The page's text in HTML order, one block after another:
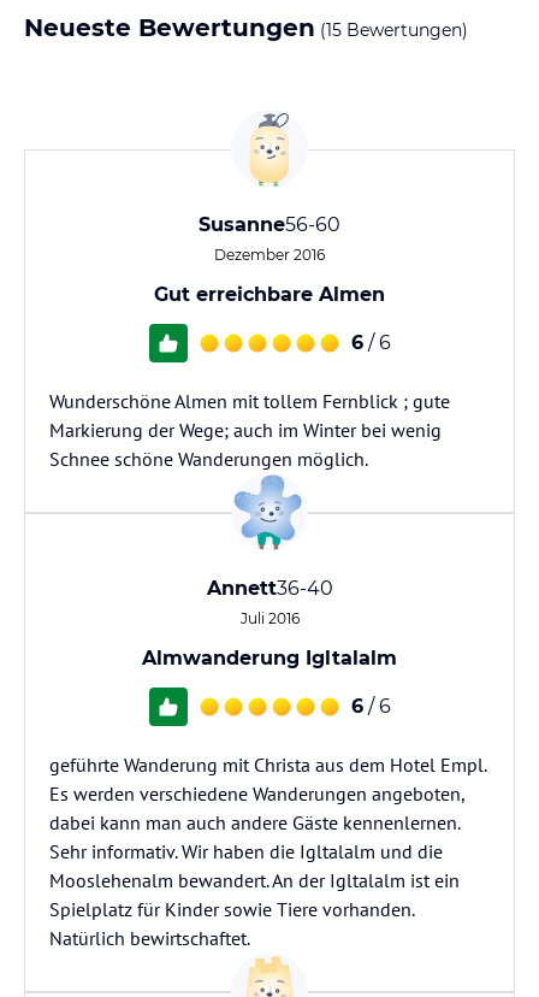
Neueste Bewertungen (15 Bewertungen)
Susanne56-60
Dezember 2016
Gut erreichbare Almen
6 / 6
Wunderschöne Almen mit tollem Fernblick ; gute
Markierung der Wege; auch im Winter bei wenig
Schnee schöne Wanderungen möglich.
Annett36-40
Juli 2016
Almwanderung Igltalalm
6 / 6
geführte Wanderung mit Christa aus dem Hotel Empl.
Es werden verschiedene Wanderungen angeboten,
dabei kann man auch andere Gäste kennenlernen.
Sehr informativ. Wir haben die Igltalalm und die
Mooslehenalm bewandert. An der Igltalalm ist ein
Spielplatz für Kinder sowie Tiere vorhanden.
Natürlich bewirtschaftet.